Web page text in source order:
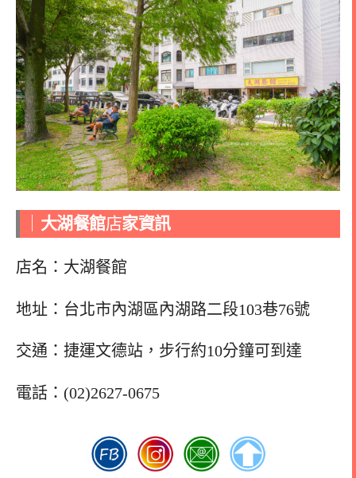
大湖餐館店家資訊
店名：大湖餐館
地址：台北市內湖區內湖路二段103巷76號
交通：捷運文德站，步行約10分鐘可到達
電話：(02)2627-0675